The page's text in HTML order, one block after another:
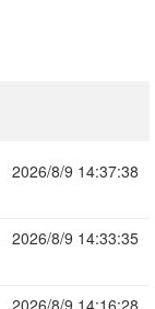
2026/8/9 14:37:38
2026/8/9 14:33:35